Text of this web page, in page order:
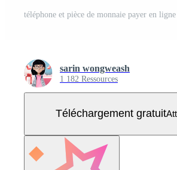
sarin wongweash
1 182 Ressources
Téléchargement gratuit